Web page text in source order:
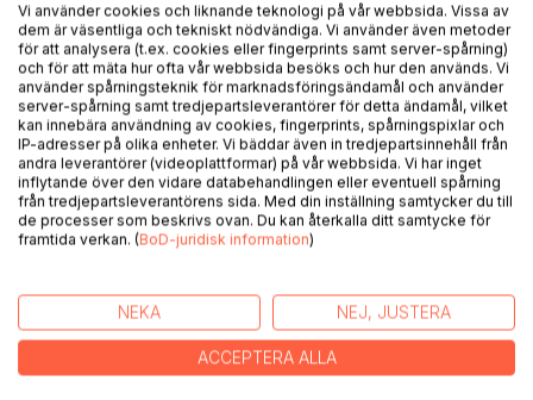
Kyrkoherden blir tagen av att han slutar tro på Gud. Hur ska
han kunna gå vidare och vägleda
sin församling när tron är borta.
Mopeden som är central i berättelsen om Berit hittas
många år efter det som hände.
Den sparsamma mannen vill spara maximalt med pengar.
då tänker han på att ta livet av sig, då kostar man inget.
kostar just pengar.
Dessa och några fler berättelser väntar på att få läsas av
just dig.
Vi använder cookies och liknande teknologi på vår webbsida. Vissa av
dem är väsentliga och tekniskt nödvändiga. Vi använder även metoder
för att analysera (t.ex. cookies eller fingerprints samt server-spårning)
och för att mäta hur ofta vår webbsida besöks och hur den används. Vi
använder spårningsteknik för marknadsföringsändamål och använder
server-spårning samt tredjepartsleverantörer för detta ändamål, vilket
kan innebära användning av cookies, fingerprints, spårningspixlar och
IP-adresser på olika enheter. Vi bäddar även in tredjepartsinnehåll från
andra leverantörer (videoplattformar) på vår webbsida. Vi har inget
inflytande över den vidare databehandlingen eller eventuell spårning
från tredjepartsleverantörens sida. Med din inställning samtycker du till
de processer som beskrivs ovan. Du kan återkalla ditt samtycke för
framtida verkan. (BoD-juridisk information)
NEKA NEJ, JUSTERA
ACCEPTERA ALLA